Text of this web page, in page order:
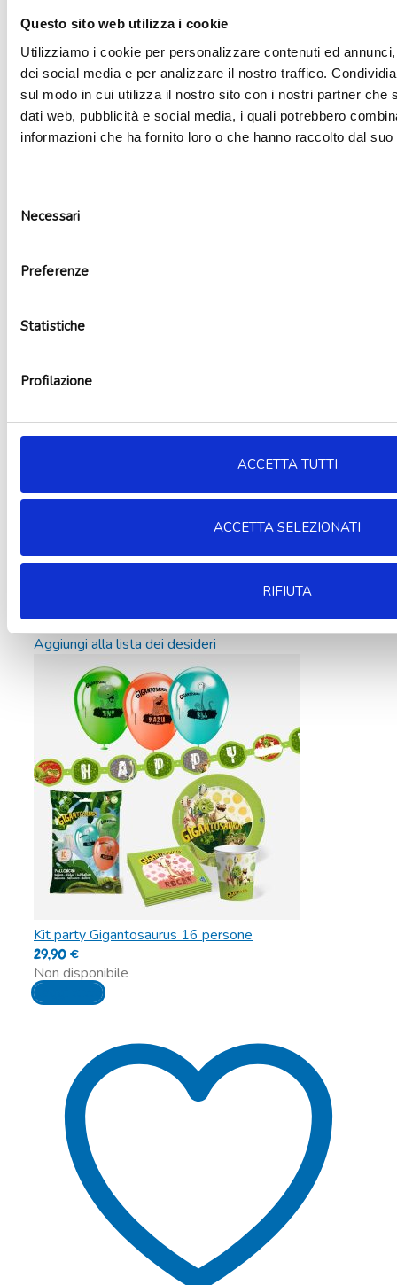
Questo sito web utilizza i cookie
Utilizziamo i cookie per personalizzare contenuti ed
dei social media e per analizzare il nostro traffico.
sul modo in cui utilizza il nostro sito con i nostri partner che
dati web, pubblicità e social media, i quali potrebbero
informazioni che ha fornito loro o che hanno raccolto dal
delNecessari
Preferenze
Statistiche
Profilazione
ACCETTA TUTTI
ACCETTA SELEZIONATI
RIFIUTA
6,89€
Aggiungi alla lista dei desideri
Kit party Gigantosaurus 16 persone
29,90€
Non disponibile
Leggi tutto